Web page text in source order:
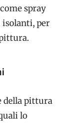
spray
per
della pittura
lo